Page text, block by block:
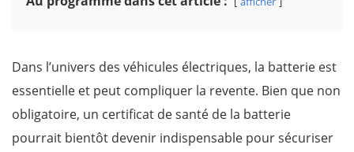
Dans l’univers des véhicules électriques, la batterie est
essentielle et peut compliquer la revente. Bien que non
obligatoire, un certificat de santé de la batterie
pourrait bientôt devenir indispensable pour sécuriser